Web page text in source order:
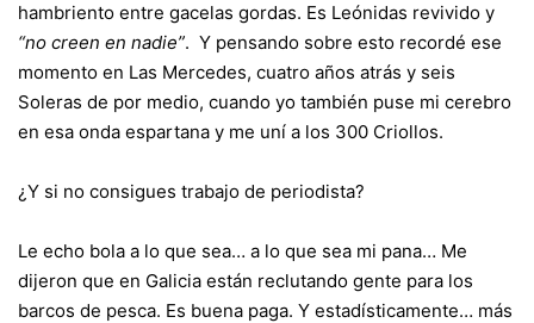
hambriento entre gacelas gordas. Es Leónidas revivido y
“no creen en nadie”. Y pensando sobre esto recordé ese
momento en Las Mercedes, cuatro años atrás y seis
Soleras de por medio, cuando yo también puse mi cerebro
en esa onda espartana y me uní a los 300 Criollos.
¿Y si no consigues trabajo de periodista?
Le echo bola a lo que sea… a lo que sea mi pana… Me
dijeron que en Galicia están reclutando gente para los
barcos de pesca. Es buena paga. Y estadísticamente… más